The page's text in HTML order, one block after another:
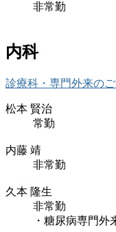
非常勤
内科
診療科・専門外来の
松本 賢治
常勤
内藤 靖
非常勤
久本 隆生
非常勤
・糖尿病専門